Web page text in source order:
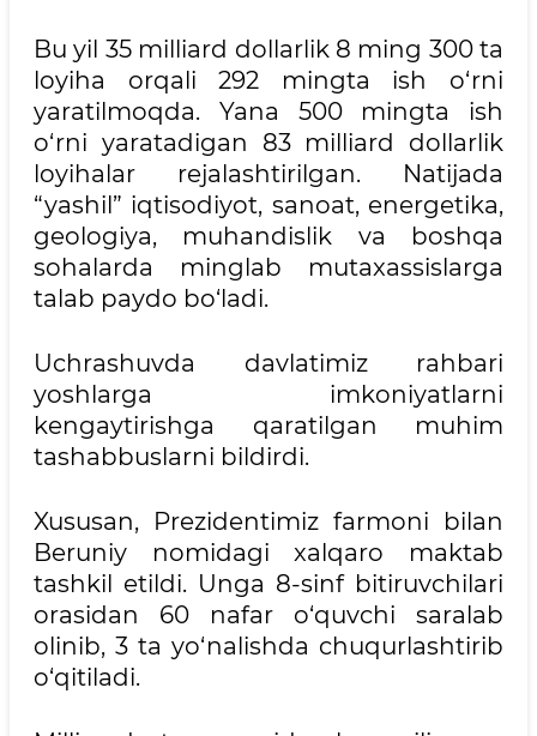
Bu yil 35 milliard dollarlik 8 ming 300 ta
loyiha orqali 292 mingta ish o‘rni
yaratilmoqda. Yana 500 mingta ish
o‘rni yaratadigan 83 milliard dollarlik
loyihalar rejalashtirilgan. Natijada
“yashil” iqtisodiyot, sanoat, energetika,
geologiya, muhandislik va boshqa
sohalarda minglab mutaxassislarga
talab paydo bo‘ladi.
Uchrashuvda davlatimiz rahbari
yoshlarga imkoniyatlarni
kengaytirishga qaratilgan muhim
tashabbuslarni bildirdi.
Xususan, Prezidentimiz farmoni bilan
Beruniy nomidagi xalqaro maktab
tashkil etildi. Unga 8-sinf bitiruvchilari
orasidan 60 nafar o‘quvchi saralab
olinib, 3 ta yo‘nalishda chuqurlashtirib
o‘qitiladi.